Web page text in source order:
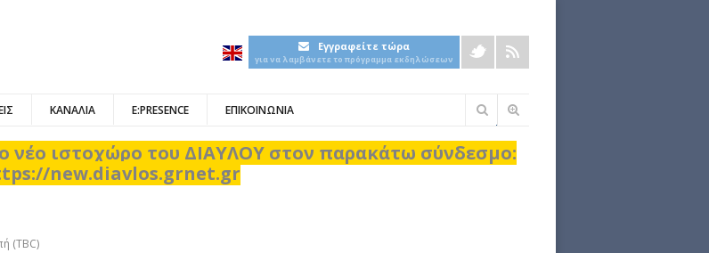
Εγγραφείτε τώρα
για να λαμβάνετε το πρόγραμμα εκδηλώσεων
ΚΑΝΑΛΙΑ E:PRESENCE ΕΠΙΚΟΙΝΩΝΙΑ
Φόρμα
αναζήτησης
νέο ιστοχώρο του ΔΙΑΥΛΟΥ στον παρακάτω σύνδεσμο:
new.diavlos.grnet.gr
(TBC)